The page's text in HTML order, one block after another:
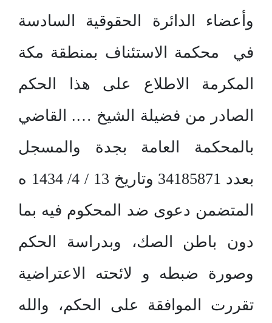
وأعضاء الدائرة الحقوقية السادسة
في محكمة الاستئناف بمنطقة مكة
المكرمة الاطلاع على هذا الحكم
الصادر من فضيلة الشيخ …. القاضي
بالمحكمة العامة بجدة والمسجل
بعدد 34185871 وتاريخ 13 / 4/ 1434 ه
المتضمن دعوى ضد المحكوم فيه بما
دون باطن الصك، وبدراسة الحكم
وصورة ضبطه و لائحته الاعتراضية
تقررت الموافقة على الحكم، والله